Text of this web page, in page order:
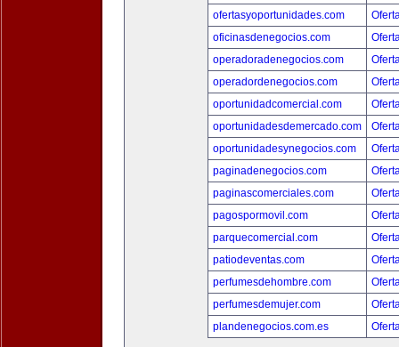
ofertasyoportunidades.com
oficinasdenegocios.com
operadoradenegocios.com
operadordenegocios.com
oportunidadcomercial.com
oportunidadesdemercado.com
oportunidadesynegocios.com
paginadenegocios.com
paginascomerciales.com
pagospormovil.com
parquecomercial.com
patiodeventas.com
perfumesdehombre.com
perfumesdemujer.com
plandenegocios.com.es